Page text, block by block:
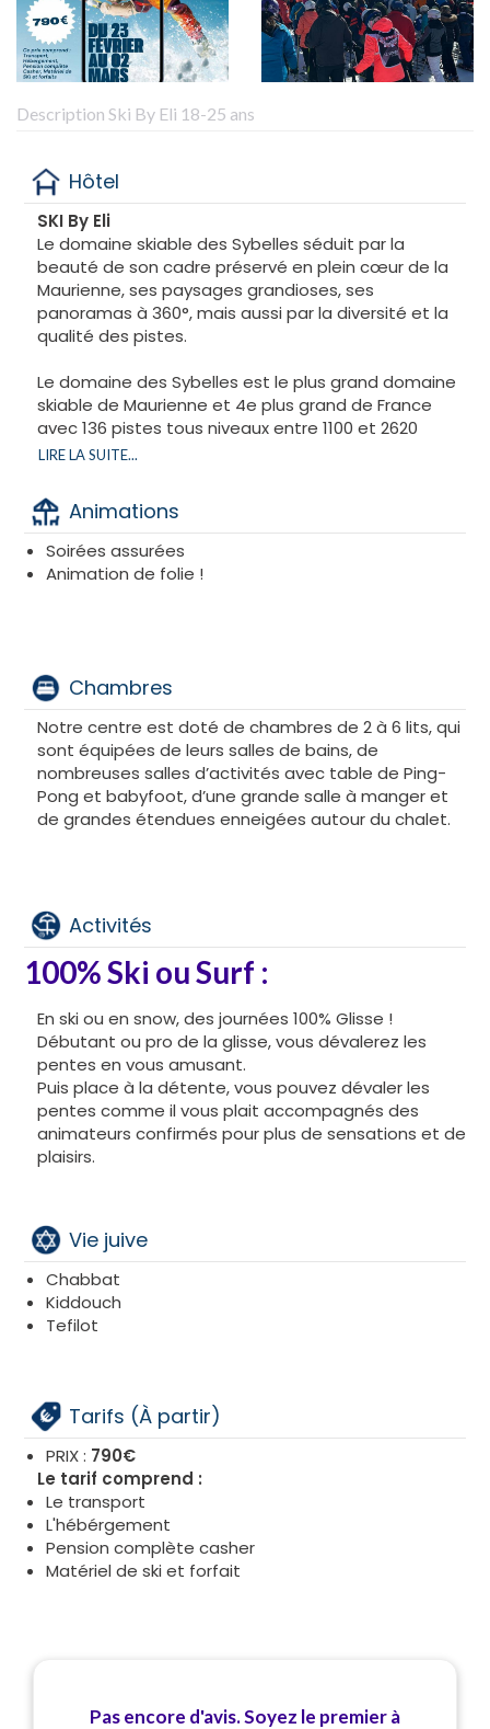
Description Ski By Eli 18-25 ans
Hôtel
SKI By Eli
Le domaine skiable des Sybelles séduit par la
beauté de son cadre préservé en plein cœur de la
Maurienne, ses paysages grandioses, ses
panoramas à 360°, mais aussi par la diversité et la
qualité des pistes.
Le domaine des Sybelles est le plus grand domaine
skiable de Maurienne et 4e plus grand de France
avec 136 pistes tous niveaux entre 1100 et 2620
mètres d’altitude. La diversité et l'étendue du
niveau, de profiter pleinement de la montagne et
d'une neige de qualité avec une belle exposition au
soleil. Un espace infini et des paysages
enchanteurs, à explorer sans modération !
LIRE LA SUITE...
Animations
Soirées assurées
Animation de folie !
Chambres
Notre centre est doté de chambres de 2 à 6 lits, qui
sont équipées de leurs salles de bains, de
nombreuses salles d’activités avec table de Ping-
Pong et babyfoot, d’une grande salle à manger et
de grandes étendues enneigées autour du chalet.
Activités
100% Ski ou Surf :
En ski ou en snow, des journées 100% Glisse !
Débutant ou pro de la glisse, vous dévalerez les
pentes en vous amusant.
Puis place à la détente, vous pouvez dévaler les
pentes comme il vous plait accompagnés des
animateurs confirmés pour plus de sensations et de
plaisirs.
Vie juive
Chabbat
Kiddouch
Tefilot
Tarifs (À partir)
PRIX : 790€
Le tarif comprend :
Le transport
L'hébérgement
Pension complète casher
Matériel de ski et forfait
Pas encore d'avis. Soyez le premier à